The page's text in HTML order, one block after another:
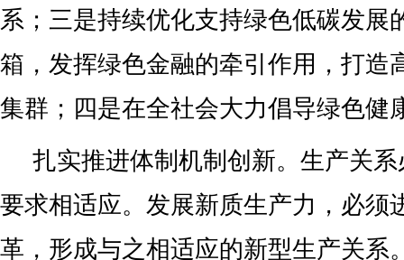
系；三是持续优化支持绿色低碳发展
箱，发挥绿色金融的牵引作用，打造
集群；四是在全社会大力倡导绿色健
扎实推进体制机制创新。生产关
要求相适应。发展新质生产力，必须
革，形成与之相适应的新型生产关系